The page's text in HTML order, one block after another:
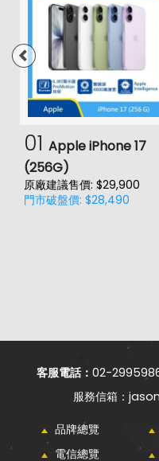
01 Apple iPhone 17
(256G)
原廠建議售價: $29,900
門市破盤價: $28,490
客服電話： 02-
品牌總覽
電信總覽